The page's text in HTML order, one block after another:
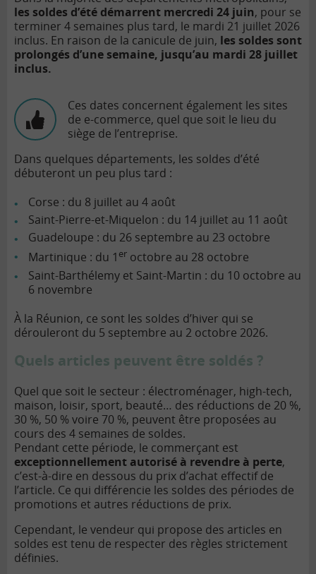
les soldes d’été démarrent mercredi 24 juin, pour se
terminer 4 semaines plus tard, le mardi 21 juillet 2026
inclus. En raison de la canicule de juin, les soldes sont
prolongés d’une semaine, jusqu’au mardi 28 juillet
inclus.
Ces dates concernent également les sites
de e-commerce, quel que soit le lieu du
siège de l’entreprise.
Dans quelques départements, les soldes d’été
débuteront un peu plus tard :
Corse : du 8 juillet au 4 août
Saint-Pierre-et-Miquelon : du 14 juillet au 11 août
Guadeloupe : du 26 septembre au 23 octobre
Martinique : du 1 er octobre au 28 octobre
Saint-Barthélemy et Saint-Martin : du 10 octobre au
6 novembre
À la Réunion, ce sont les soldes d’hiver qui se
dérouleront du 5 septembre au 2 octobre 2026.
Quels articles peuvent être soldés ?
Quel que soit le secteur : électroménager, high-tech,
maison, loisir, sport, beauté… des réductions de 20 %,
30 %, 50 % voire 70 %, peuvent être proposées au
cours des 4 semaines de soldes.
Pendant cette période, le commerçant est
exceptionnellement autorisé à revendre à perte,
c’est-à-dire en dessous du prix d’achat effectif de
l’article. Ce qui différencie les soldes des périodes de
promotions et autres réductions de prix.
Cependant, le vendeur qui propose des articles en
soldes est tenu de respecter des règles strictement
définies.